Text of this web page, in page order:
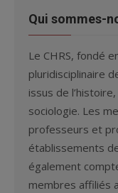
Qui sommes-
Le CHRS, fondé
pluridisciplinaire
issus de
sociologie. Les
professeurs et
établissements
également
membres affiliés